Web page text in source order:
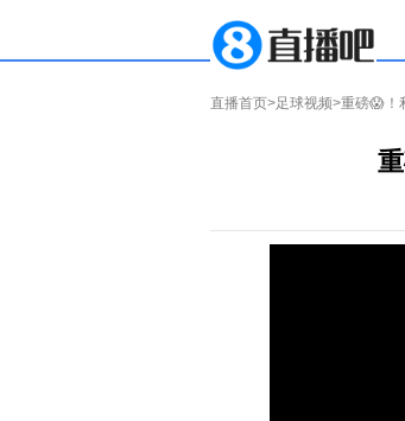
直播首页>足球视频>重磅😱！